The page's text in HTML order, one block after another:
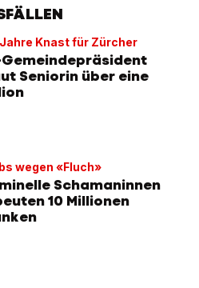
Knast für Zürcher
Gemeindepräsident
Seniorin über eine
wegen «Fluch»
Schamaninnen
10 Millionen